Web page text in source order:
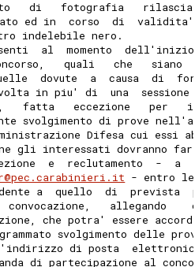
di   fotografia
ed in  corso  di
indelebile nero.
al  momento
quali   che
dovute  a  causa  di
in piu' di  una  sessione
fatta   eccezione   per
svolgimento di prove
Difesa cui essi
gli interessati dovranno
e  reclutamento  -  a
- entro le
a  quello  di  prevista
allegando
che potra' essere
svolgimento delle
di posta
di partecipazione al